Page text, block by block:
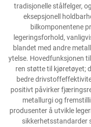
tradisjonelle stålfelger,
eksepsjonell
bilkomponentene
legeringsforhold,
blandet med andre
ytelse. Hovedfunksjonen
ren støtte til kjøretøyet;
bedre
positivt påvirker
metallurgi og
produsenter å utvikle
sikkerhetsstandarder